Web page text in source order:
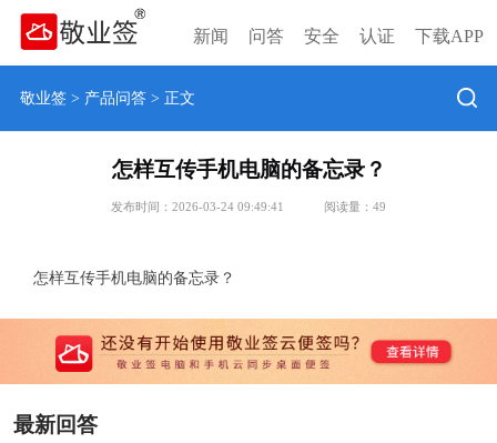
新闻 问答 安全 认证 下载APP
敬业签> 产品问答> 正文
怎样互传手机电脑的备忘录？
发布时间：2026-03-24 09:49:41 阅读量： 49
怎样互传手机电脑的备忘录？
最新回答